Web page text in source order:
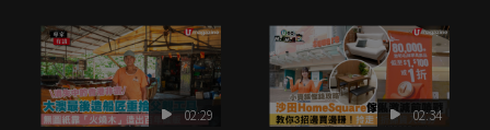
02:29 02:34